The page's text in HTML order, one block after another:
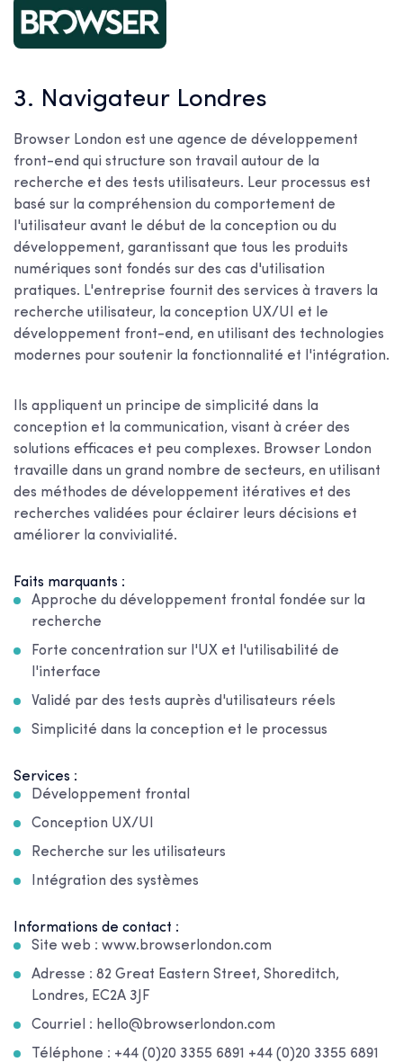
3. Navigateur Londres
Browser London est une agence de développement
front-end qui structure son travail autour de la
recherche et des tests utilisateurs. Leur processus est
basé sur la compréhension du comportement de
l'utilisateur avant le début de la conception ou du
développement, garantissant que tous les produits
numériques sont fondés sur des cas d'utilisation
pratiques. L'entreprise fournit des services à travers la
recherche utilisateur, la conception UX/UI et le
développement front-end, en utilisant des technologies
modernes pour soutenir la fonctionnalité et l'intégration.
Ils appliquent un principe de simplicité dans la
conception et la communication, visant à créer des
solutions efficaces et peu complexes. Browser London
travaille dans un grand nombre de secteurs, en utilisant
des méthodes de développement itératives et des
recherches validées pour éclairer leurs décisions et
améliorer la convivialité.
Faits marquants :
Approche du développement frontal fondée sur la
recherche
Forte concentration sur l'UX et l'utilisabilité de
l'interface
Validé par des tests auprès d'utilisateurs réels
Simplicité dans la conception et le processus
Services :
Développement frontal
Conception UX/UI
Recherche sur les utilisateurs
Intégration des systèmes
Informations de contact :
Site web : www.browserlondon.com
Adresse : 82 Great Eastern Street, Shoreditch,
Londres, EC2A 3JF
Courriel : hello@browserlondon.com
Téléphone : +44 (0)20 3355 6891 +44 (0)20 3355 6891